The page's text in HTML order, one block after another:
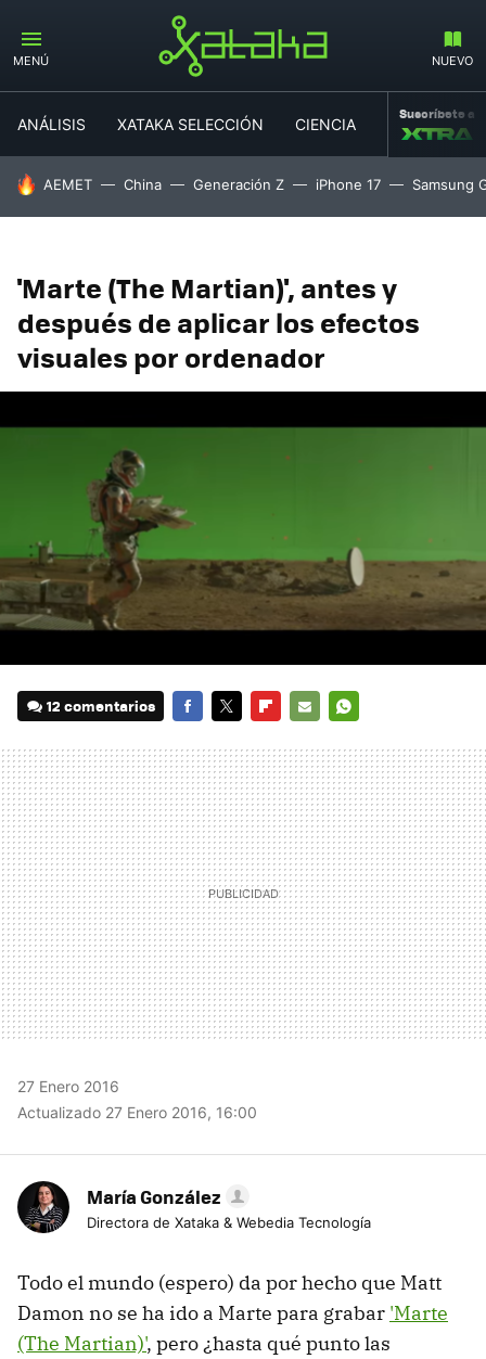
MENÚ NUEVO
ANÁLISIS XATAKA SELECCIÓN CIENCIA MOVILIDAD
Suscríbete a
HOY SE HABLA DE
AEMET China Generación Z iPhone 17 Samsung
'Marte (The Martian)', antes y
después de aplicar los efectos
visuales por ordenador
12 comentarios
MAIL
27 Enero 2016
Actualizado 27 Enero 2016, 16:00
María González
Directora de Xataka & Webedia Tecnología
Todo el mundo (espero) da por hecho que Matt
Damon no se ha ido a Marte para grabar 'Marte
(The Martian)', pero ¿hasta qué punto las